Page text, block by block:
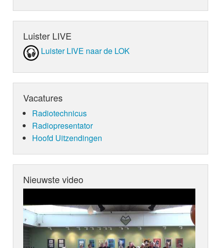
Luister LIVE
Luister LIVE naar de LOK
Vacatures
Radiotechnicus
Radiopresentator
Hoofd Uitzendingen
Nieuwste video